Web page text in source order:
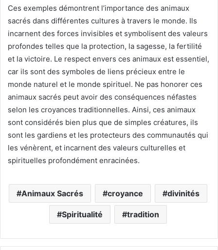
Ces exemples démontrent l’importance des animaux
sacrés dans différentes cultures à travers le monde. Ils
incarnent des forces invisibles et symbolisent des valeurs
profondes telles que la protection, la sagesse, la fertilité
et la victoire. Le respect envers ces animaux est essentiel,
car ils sont des symboles de liens précieux entre le
monde naturel et le monde spirituel. Ne pas honorer ces
animaux sacrés peut avoir des conséquences néfastes
selon les croyances traditionnelles. Ainsi, ces animaux
sont considérés bien plus que de simples créatures, ils
sont les gardiens et les protecteurs des communautés qui
les vénèrent, et incarnent des valeurs culturelles et
spirituelles profondément enracinées.
Animaux Sacrés croyance divinités
Spiritualité tradition